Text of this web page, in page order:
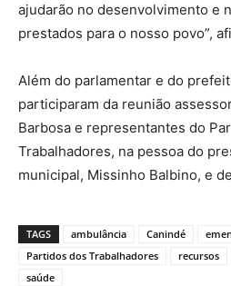
ajudarão no desenvolvimento e
prestados para o nosso povo”,
Além do parlamentar e do
participaram da reunião
Barbosa e representantes do
Trabalhadores, na pessoa do
municipal, Missinho Balbino, e
TAGS ambulância Canindé
Partidos dos Trabalhadores
recursos
saúde